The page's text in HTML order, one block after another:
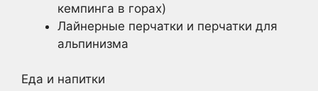
кемпинга в горах)
Лайнерные перчатки и перчатки для
альпинизма
Еда и напитки